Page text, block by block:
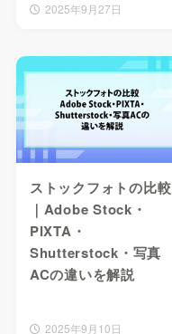
2025年9月27日
ストックフォトの比較
｜Adobe Stock・
PIXTA・
Shutterstock・写真
ACの違いを解説
2025年9月10日